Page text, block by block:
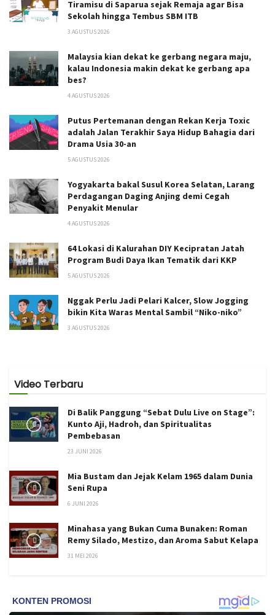
Tiramisu di Saparua sejak Remaja agar Bisa
Sekolah hingga Tembus SBM ITB
3 AGUSTUS 2026
Malaysia kian dekat ke gerbang negara maju,
kalau Indonesia makin dekat ke gerbang apa
bes?
4 AGUSTUS 2026
Putus Pertemanan dengan Rekan Kerja Toxic
adalah Jalan Terakhir Saya Hidup Bahagia dari
Drama Usia 30-an
5 AGUSTUS 2026
Yogyakarta bakal Susul Korea Selatan, Larang
Perdagangan Daging Anjing demi Cegah
Penyakit Menular
4 AGUSTUS 2026
64 Lokasi di Kalurahan DIY Kecipratan Jatah
Program Budi Daya Ikan Tematik dari KKP
5 AGUSTUS 2026
Nggak Perlu Jadi Pelari Kalcer, Slow Jogging
bikin Kita Waras Mental Sambil “Niko-niko”
3 AGUSTUS 2026
Video Terbaru
Di Balik Panggung “Sebat Dulu Live on Stage”:
Kunto Aji, Hadroh, dan Spiritualitas
Pembebasan
23 JUNI 2026
Mia Bustam dan Jejak Kelam 1965 dalam Dunia
Seni Rupa
6 JUNI 2026
Minahasa yang Bukan Cuma Bunaken: Roman
Remy Silado, Mestizo, dan Aroma Sabut Kelapa
31 MEI 2026